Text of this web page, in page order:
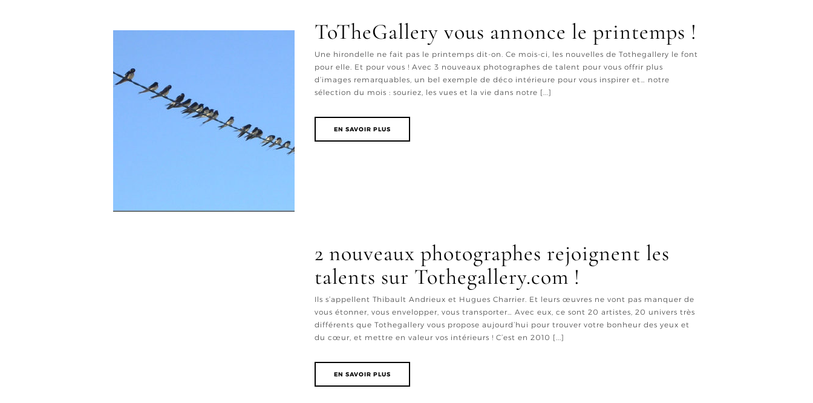
ToTheGallery vous annonce le printemps !
Une hirondelle ne fait pas le printemps dit-on. Ce mois-ci, les nouvelles de Tothegallery le font
pour elle. Et pour vous ! Avec 3 nouveaux photographes de talent pour vous offrir plus
d’images remarquables, un bel exemple de déco intérieure pour vous inspirer et… notre
sélection du mois : souriez, les vues et la vie dans notre [...]
EN SAVOIR PLUS
2 nouveaux photographes rejoignent les
talents sur Tothegallery.com !
Ils s’appellent Thibault Andrieux et Hugues Charrier. Et leurs œuvres ne vont pas manquer de
vous étonner, vous envelopper, vous transporter… Avec eux, ce sont 20 artistes, 20 univers très
différents que Tothegallery vous propose aujourd’hui pour trouver votre bonheur des yeux et
du cœur, et mettre en valeur vos intérieurs ! C’est en 2010 [...]
EN SAVOIR PLUS